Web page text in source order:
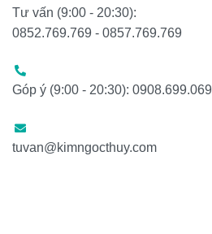
Tư vấn (9:00 - 20:30):
0852.769.769 - 0857.769.769
Góp ý (9:00 - 20:30): 0908.699.069
tuvan@kimngocthuy.com